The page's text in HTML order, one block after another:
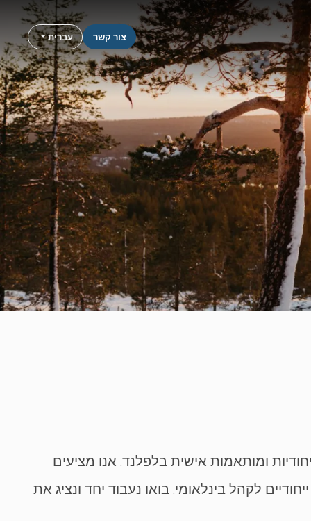
צור קשר עברית
ומותאמות אישית בלפלנד. אנו מציעים
לקהל בינלאומי. בואו נעבוד יחד ונציג את